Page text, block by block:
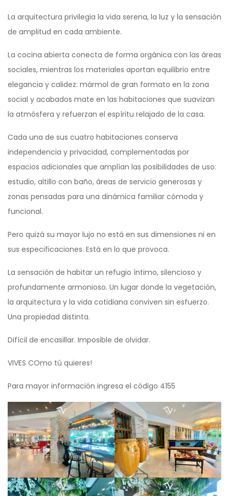
La arquitectura privilegia la vida serena, la luz y la sensación
de amplitud en cada ambiente.
La cocina abierta conecta de forma orgánica con las áreas
sociales, mientras los materiales aportan equilibrio entre
elegancia y calidez: mármol de gran formato en la zona
social y acabados mate en las habitaciones que suavizan
la atmósfera y refuerzan el espíritu relajado de la casa.
Cada una de sus cuatro habitaciones conserva
independencia y privacidad, complementadas por
espacios adicionales que amplían las posibilidades de uso:
estudio, altillo con baño, áreas de servicio generosas y
zonas pensadas para una dinámica familiar cómoda y
funcional.
Pero quizá su mayor lujo no está en sus dimensiones ni en
sus especificaciones. Está en lo que provoca.
La sensación de habitar un refugio íntimo, silencioso y
profundamente armonioso. Un lugar donde la vegetación,
la arquitectura y la vida cotidiana conviven sin esfuerzo.
Una propiedad distinta.
Difícil de encasillar. Imposible de olvidar.
VIVES COmo tú quieres!
Para mayor información ingresa el código 4155